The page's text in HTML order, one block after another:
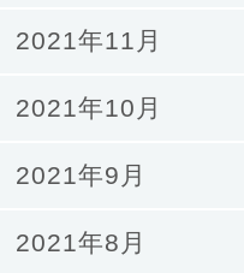
2021年11月
2021年10月
2021年9月
2021年8月